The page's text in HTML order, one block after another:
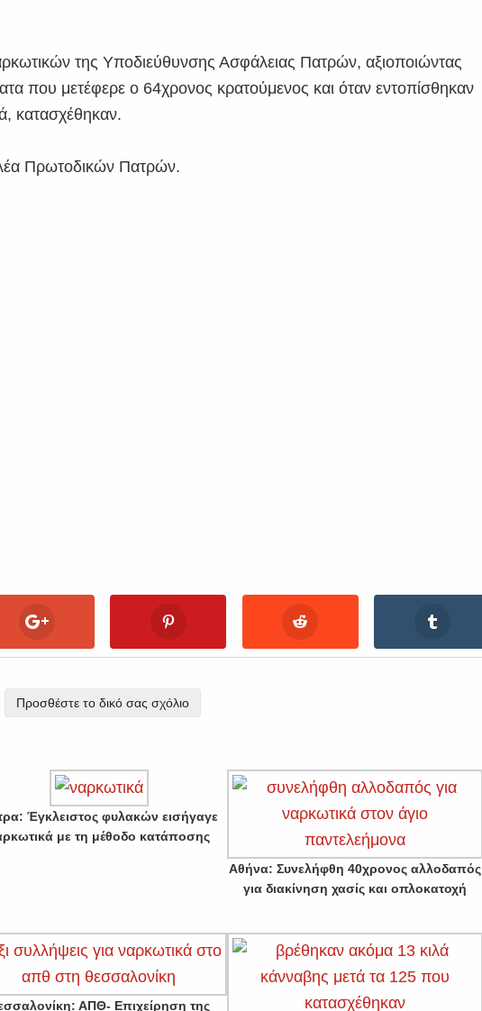
της Υποδιεύθυνσης Ασφάλειας Πατρών, αξιοποιώντας
που μετέφερε ο 64χρονος κρατούμενος και όταν εντοπίσθηκαν
κατασχέθηκαν.
Πρωτοδικών Πατρών.
Προσθέστε το δικό σας σχόλιο
Έγκλειστος φυλακών εισήγαγε
με τη μέθοδο κατάποσης
Αθήνα: Συνελήφθη 40χρονος αλλοδαπός
για διακίνηση χασίς και οπλοκατοχή
ΑΠΘ- Επιχείρηση της